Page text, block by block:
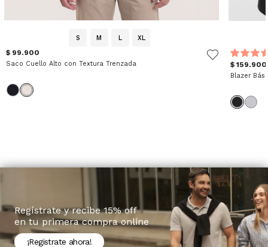
S M L XL
$ 99.900
Saco Cuello Alto con Textura Trenzada $ 159.900
Blazer
Regístrate y recibe 15% off
en tu primera compra online
¡Registrate ahora!